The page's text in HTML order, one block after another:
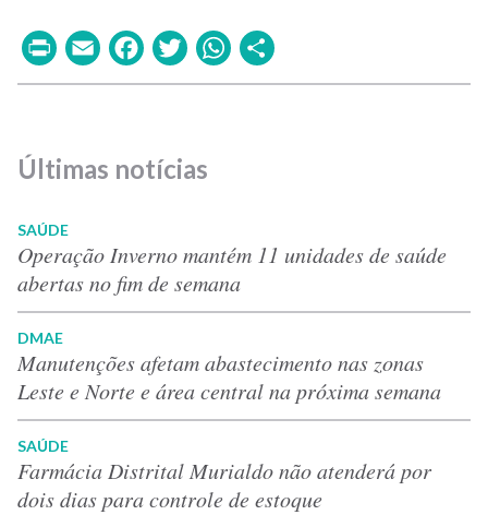
PrintEmailFacebook
TwitterWhatsApp
Últimas notícias
SAÚDE
Operação Inverno mantém 11 unidades de saúde
abertas no fim de semana
DMAE
Manutenções afetam abastecimento nas zonas
Leste e Norte e área central na próxima semana
SAÚDE
Farmácia Distrital Murialdo não atenderá por
dois dias para controle de estoque